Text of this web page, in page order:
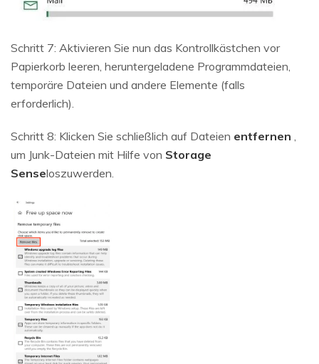
Schritt 7: Aktivieren Sie nun das Kontrollkästchen vor
Papierkorb leeren, heruntergeladene Programmdateien,
temporäre Dateien und andere Elemente (falls
erforderlich).
Schritt 8: Klicken Sie schließlich auf Dateien entfernen ,
um Junk-Dateien mit Hilfe von Storage
Senseloszuwerden.